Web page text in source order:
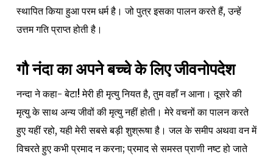
स्थापित किया हुआ परम धर्म है। जो पुत्र इसका पालन करते हैं, उन्हें
उत्तम गति प्राप्त होती है।
गौ नंदा का अपने बच्चे के लिए जीवनोपदेश
नन्दा ने कहा- बेटा! मेरी ही मृत्यु नियत है, तुम वहाँ न आना। दूसरे की
मृत्यु के साथ अन्य जीवों की मृत्यु नहीं होती। मेरे वचनों का पालन करते
हुए यहीं रहो, यही मेरी सबसे बड़ी शुश्रूषा है। जल के समीप अथवा वन में
विचरते हुए कभी प्रमाद न करना; प्रमाद से समस्त प्राणी नष्ट हो जाते